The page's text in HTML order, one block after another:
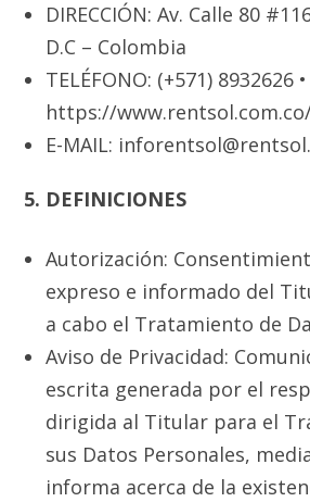
DIRECCIÓN: Av. Calle 80
D.C – Colombia
TELÉFONO: (+571) 8932626
https://
E-MAIL:
5. DEFINICIONES
Autorización:
expreso e informado del
a cabo el Tratamiento de
Aviso de Privacidad:
escrita generada por el
dirigida al Titular para el
sus Datos Personales,
informa acerca de la